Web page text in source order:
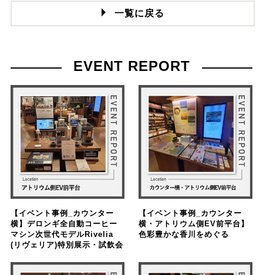
一覧に戻る
EVENT REPORT
【イベント事例_カウンター
横】デロンギ全自動コーヒー
マシン次世代モデルRivelia
(リヴェリア)特別展示・試飲会
【イベント事例_カウンター
横・アトリウム側EV前平台】
色彩豊かな香川をめぐる